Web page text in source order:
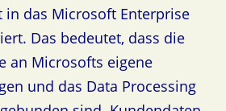
in das Microsoft Enterprise
Das bedeutet, dass die
an Microsofts eigene
und das Data Processing